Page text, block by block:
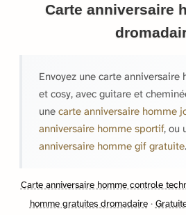
Carte anniversaire
Envoyez une carte anniversaire
et cosy, avec guitare et
une carte anniversaire homme
anniversaire homme sportif, ou
anniversaire homme gif gratuite.
Carte anniversaire homme controle
homme gratuites dromadaire·